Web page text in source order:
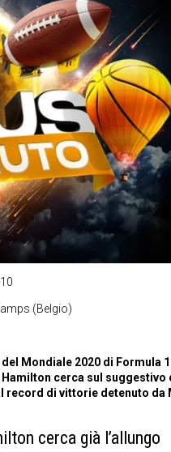
(Belgio)
Mondiale 2020 di Formula
cerca sul
di vittorie detenuto da
cerca già l’allungo